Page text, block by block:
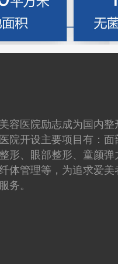
容医院励志成为国内整
院开设主要项目有：面
形、眼部整形、童颜弹
体管理等，为追求爱美
务。